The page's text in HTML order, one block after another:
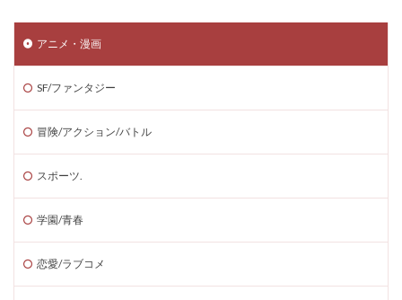
アニメ・漫画
SF/ファンタジー
冒険/アクション/バトル
スポーツ.
学園/青春
恋愛/ラブコメ